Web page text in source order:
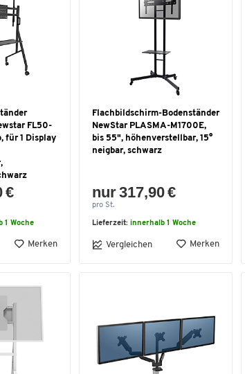
FL50-
für 1 Display
€
1 Woche
Merken
Flachbildschirm-Bodenständer
NewStar PLASMA-M1700E,
bis 55", höhenverstellbar, 15°
neigbar, schwarz
nur 317,90 €
pro St.
Lieferzeit: innerhalb 1 Woche
Vergleichen Merken